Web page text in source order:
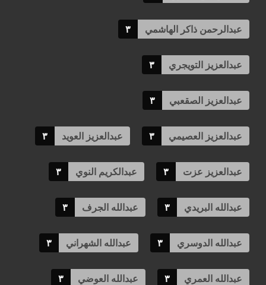
عبدالرحمن ذاكر الهاشمي ٣
عبدالعزيز التويجري ٣
عبدالعزيز الصقعبي ٣
عبدالعزيز العصيمي ٣ عبدالعزيز العويد ٣
عبدالعزيز عزت ٣ عبدالكريم النوي ٣
عبدالله البريدي ٣ عبدالله الجرف ٣
عبدالله الدوسري ٣ عبدالله الشهراني ٣
عبدالله العمري ٣ عبدالله العوضي ٣